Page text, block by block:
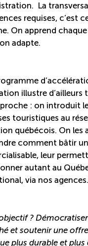
La
requises, c’est
On apprend
adapte.
illustre d’ailleurs
: on introduit
touristiques au
québécois. On les
comment bâtir
leur
autant au
via nos agences.
? Démocratiser
et soutenir une offre
plus durable et plus